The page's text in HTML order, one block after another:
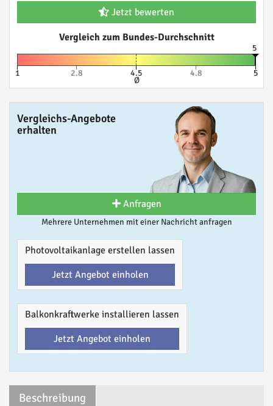
Jetzt bewerten
Vergleich zum Bundes-Durchschnitt
5
1 2.8 4.5
Ø
4.8 5
Vergleichs-Angebote
erhalten
Anfragen
Mehrere Unternehmen mit einer Nachricht anfragen
Photovoltaikanlage erstellen lassen
Jetzt Angebot einholen
Balkonkraftwerke installieren lassen
Jetzt Angebot einholen
Beschreibung